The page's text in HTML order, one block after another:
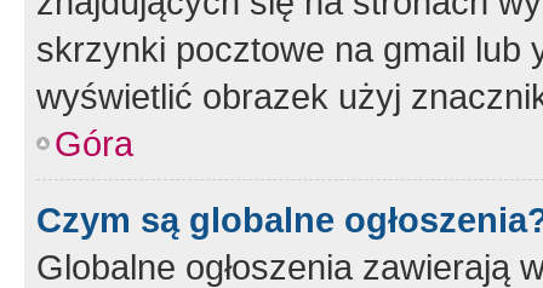
skrzynki pocztowe na gmail lub
wyświetlić obrazek użyj
Góra
Czym są globalne
Globalne ogłoszenia zawierają